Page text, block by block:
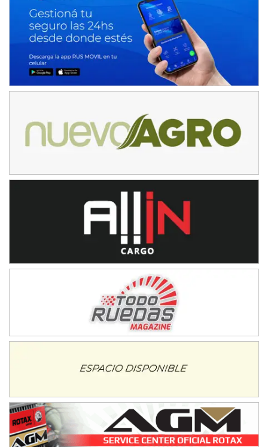
NORESTE SANTAFESINO - F6
Ciudad de Avellaneda (Asfalto)
Avellaneda (Santa Fe)
SUR SANTAFESINO - F4
José Samuel Sánchez (Tierra)
Rufino (Santa Fe)
Juan Navarro (Asfalto)
El Timbó (Tucumán)